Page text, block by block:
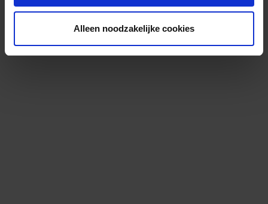
Alleen noodzakelijke cookies